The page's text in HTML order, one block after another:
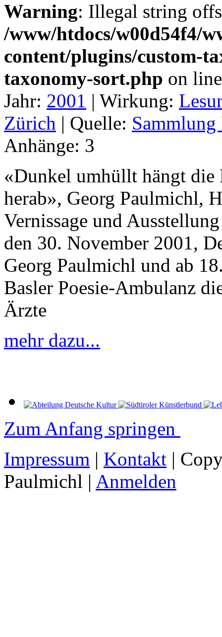
Warning: Illegal string
/www/htdocs/w00d54f4/
content/plugins/custom-
taxonomy-sort.php on
Jahr: 2001 | Wirkung:
Zürich | Quelle:
Anhänge: 3
«Dunkel umhüllt hängt die
herab», Georg Paulmichl,
Vernissage und
den 30. November 2001,
Georg Paulmichl und ab
Basler Poesie-Ambulanz
Ärzte
mehr dazu...
Zum Anfang springen
Impressum | Kontakt |
Paulmichl | Anmelden